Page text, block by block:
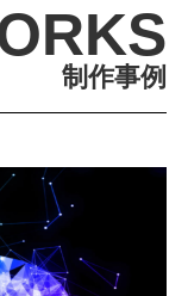
制作事例